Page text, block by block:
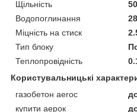
Щільність
Водопоглинання
Міцність на стиск
Тип блоку
Теплопровідність
Користувальницькі
газобетон aeroc
купити аерок